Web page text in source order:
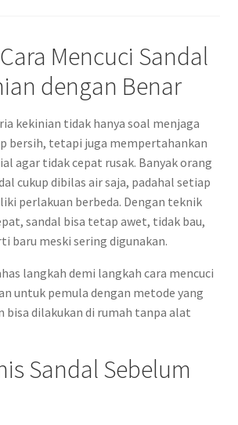
Mencuci Sandal
dengan Benar
kekinian tidak hanya soal menjaga
bersih, tetapi juga mempertahankan
agar tidak cepat rusak. Banyak orang
cukup dibilas air saja, padahal setiap
perlakuan berbeda. Dengan teknik
sandal bisa tetap awet, tidak bau,
baru meski sering digunakan.
langkah demi langkah cara mencuci
untuk pemula dengan metode yang
bisa dilakukan di rumah tanpa alat
Sandal Sebelum